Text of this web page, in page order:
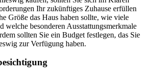
Ihr zukünftiges Zuhause erfüllen
Größe das Haus haben sollte, wie viele
welche besonderen Ausstattungsmerkmale
sollten Sie ein Budget festlegen, das Sie
zur Verfügung haben.